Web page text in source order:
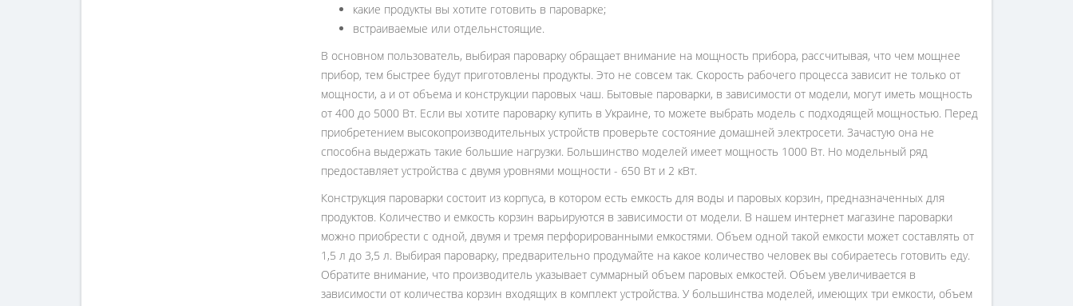
какие продукты вы хотите готовить в пароварке;
встраиваемые или отдельнстоящие.
В основном пользователь, выбирая пароварку обращает внимание на мощность прибора, рассчитывая, что чем мощнее
прибор, тем быстрее будут приготовлены продукты. Это не совсем так. Скорость рабочего процесса зависит не только от
мощности, а и от объема и конструкции паровых чаш. Бытовые пароварки, в зависимости от модели, могут иметь мощность
от 400 до 5000 Вт. Если вы хотите пароварку купить в Украине, то можете выбрать модель с подходящей мощностью. Перед
приобретением высокопроизводительных устройств проверьте состояние домашней электросети. Зачастую она не
способна выдержать такие большие нагрузки. Большинство моделей имеет мощность 1000 Вт. Но модельный ряд
предоставляет устройства с двумя уровнями мощности - 650 Вт и 2 кВт.
Конструкция пароварки состоит из корпуса, в котором есть емкость для воды и паровых корзин, предназначенных для
продуктов. Количество и емкость корзин варьируются в зависимости от модели. В нашем интернет магазине пароварки
можно приобрести с одной, двумя и тремя перфорированными емкостями. Объем одной такой емкости может составлять от
1,5 л до 3,5 л. Выбирая пароварку, предварительно продумайте на какое количество человек вы собираетесь готовить еду.
Обратите внимание, что производитель указывает суммарный объем паровых емкостей. Объем увеличивается в
зависимости от количества корзин входящих в комплект устройства. У большинства моделей, имеющих три емкости, объем